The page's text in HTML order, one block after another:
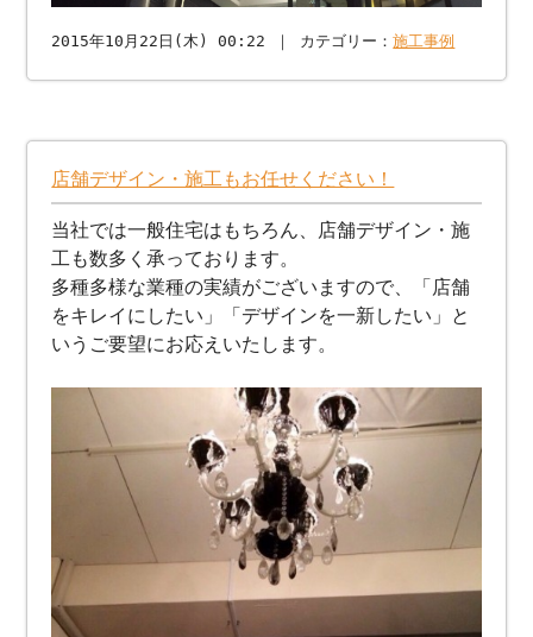
2015年10月22日(木) 00:22 ｜ カテゴリー：施工事例
店舗デザイン・施工もお任せください！
当社では一般住宅はもちろん、店舗デザイン・施
工も数多く承っております。
多種多様な業種の実績がございますので、「店舗
をキレイにしたい」「デザインを一新したい」と
いうご要望にお応えいたします。